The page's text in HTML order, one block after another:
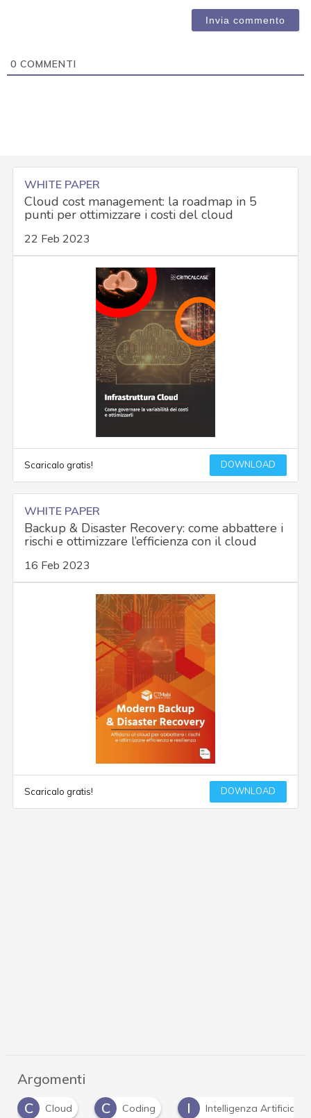
0 COMMENTI
WHITE PAPER
Cloud cost management: la roadmap in 5
punti per ottimizzare i costi del cloud
22 Feb 2023
Scaricalo gratis! DOWNLOAD
WHITE PAPER
Backup & Disaster Recovery: come abbattere i
rischi e ottimizzare l’efficienza con il cloud
16 Feb 2023
Scaricalo gratis! DOWNLOAD
Argomenti
C
Coding I Intelligenza Artificiale W web